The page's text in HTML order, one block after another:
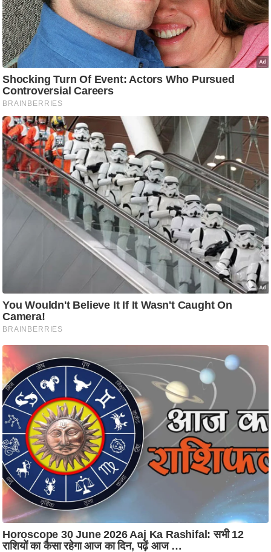
.
आ
र
.
आ
ई
.
चा
य
प
र
स
मी
ध
ष
प्र
भु
म
हि
मा
/
ध
र्म
स्थ
ल
व्र
त
त्यो
हा
र